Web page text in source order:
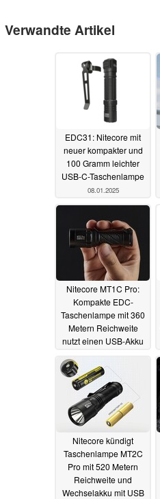
Verwandte Artikel
EDC31: Nitecore mit
neuer kompakter und
100 Gramm leichter
USB-C-Taschenlampe
08.01.2025
Nitecore MT1C Pro:
Kompakte EDC-
Taschenlampe mit 360
Metern Reichweite
nutzt einen USB-Akku
Nitecore kündigt
Taschenlampe MT2C
Pro mit 520 Metern
Reichweite und
Wechselakku mit USB